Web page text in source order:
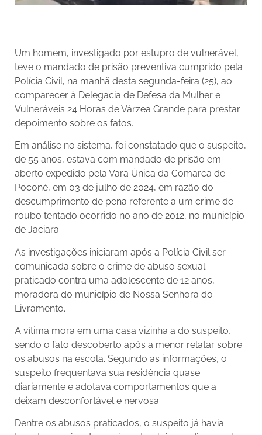
Um homem, investigado por estupro de vulnerável,
teve o mandado de prisão preventiva cumprido pela
Polícia Civil, na manhã desta segunda-feira (25), ao
comparecer à Delegacia de Defesa da Mulher e
Vulneráveis 24 Horas de Várzea Grande para prestar
depoimento sobre os fatos.
Em análise no sistema, foi constatado que o suspeito,
de 55 anos, estava com mandado de prisão em
aberto expedido pela Vara Única da Comarca de
Poconé, em 03 de julho de 2024, em razão do
descumprimento de pena referente a um crime de
roubo tentado ocorrido no ano de 2012, no município
de Jaciara.
As investigações iniciaram após a Polícia Civil ser
comunicada sobre o crime de abuso sexual
praticado contra uma adolescente de 12 anos,
moradora do município de Nossa Senhora do
Livramento.
A vítima mora em uma casa vizinha a do suspeito,
sendo o fato descoberto após a menor relatar sobre
os abusos na escola. Segundo as informações, o
suspeito frequentava sua residência quase
diariamente e adotava comportamentos que a
deixam desconfortável e nervosa.
Dentre os abusos praticados, o suspeito já havia